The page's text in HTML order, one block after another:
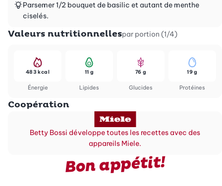
Parsemer 1/2 bouquet de basilic et autant de menthe
ciselés.
Valeurs nutritionnellespar portion (1/4)
Énergie
483 kcal
Lipides
11 g
Glucides
76 g
Protéines
19 g
Coopération
Betty Bossi développe toutes les recettes avec des
appareils Miele.
Bon appétit!